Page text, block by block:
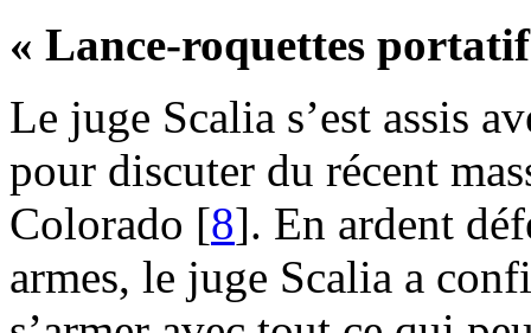
« Lance-roquettes
Le juge Scalia s’est assis
pour discuter du récent
Colorado [8]. En ardent
armes, le juge Scalia a